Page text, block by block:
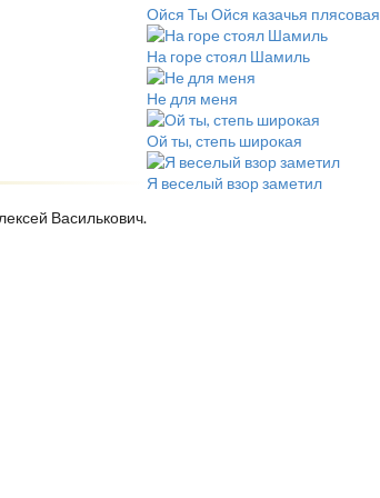
Василькович.
Ойся Ты Ойся казачья плясовая
На горе стоял Шамиль
Не для меня
Ой ты, степь широкая
Я веселый взор заметил